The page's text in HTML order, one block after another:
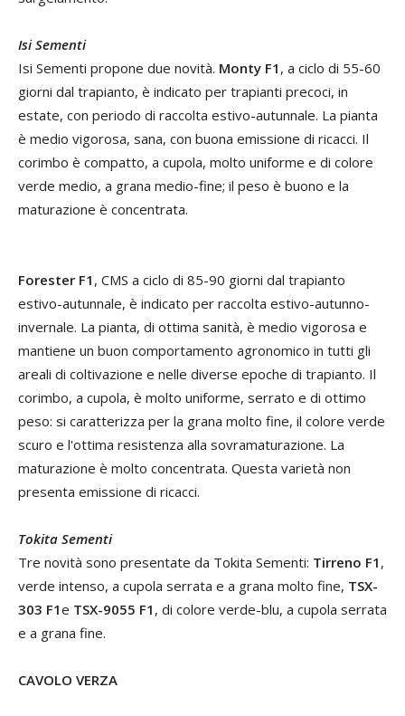
Isi Sementi
Isi Sementi propone due novità. Monty F1 , a ciclo di 55-60
giorni dal trapianto, è indicato per trapianti precoci, in
estate, con periodo di raccolta estivo-autunnale. La pianta
è medio vigorosa, sana, con buona emissione di ricacci. Il
corimbo è compatto, a cupola, molto uniforme e di colore
verde medio, a grana medio-fine; il peso è buono e la
maturazione è concentrata.
Forester F1 , CMS a ciclo di 85-90 giorni dal trapianto
estivo-autunnale, è indicato per raccolta estivo-autunno-
invernale. La pianta, di ottima sanità, è medio vigorosa e
mantiene un buon comportamento agronomico in tutti gli
areali di coltivazione e nelle diverse epoche di trapianto. Il
corimbo, a cupola, è molto uniforme, serrato e di ottimo
peso: si caratterizza per la grana molto fine, il colore verde
scuro e l'ottima resistenza alla sovramaturazione. La
maturazione è molto concentrata. Questa varietà non
presenta emissione di ricacci.
Tokita Sementi
Tre novità sono presentate da Tokita Sementi: Tirreno F1 ,
verde intenso, a cupola serrata e a grana molto fine, TSX-
303 F1e TSX-9055 F1 , di colore verde-blu, a cupola serrata
e a grana fine.
CAVOLO VERZA